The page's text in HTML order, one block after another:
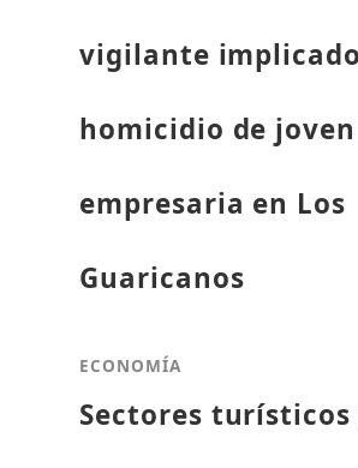
vigilante
homicidio de joven
empresaria en Los
Guaricanos
ECONOMÍA
Sectores